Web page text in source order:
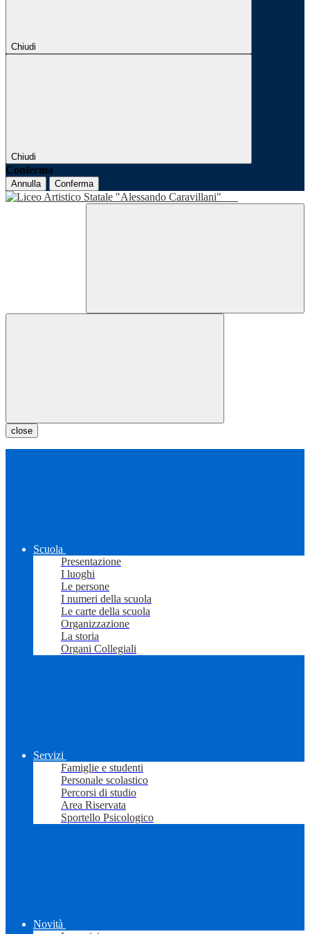
Chiudi
Chiudi
Conferma
Annulla Conferma
close
Scuola
Presentazione
I luoghi
Le persone
I numeri della scuola
Le carte della scuola
Organizzazione
La storia
Organi Collegiali
Servizi
Famiglie e studenti
Personale scolastico
Percorsi di studio
Area Riservata
Sportello Psicologico
Novità